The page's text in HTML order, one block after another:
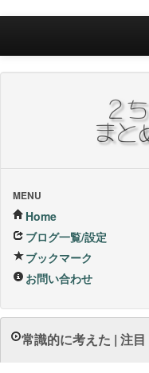
Home
ブックマーク
24Hランキング
昨日のランキング
1週間内ランキング
1ヶ月内ランキング
MENU
Home
ブログ一覧/設定
ブックマーク
お問い合わせ
常識的に考えた | 注目